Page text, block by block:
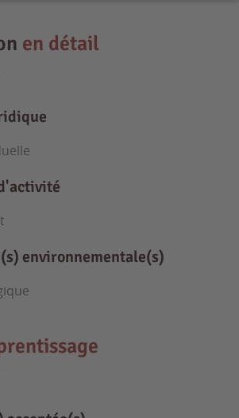
en détail
environnementale(s)